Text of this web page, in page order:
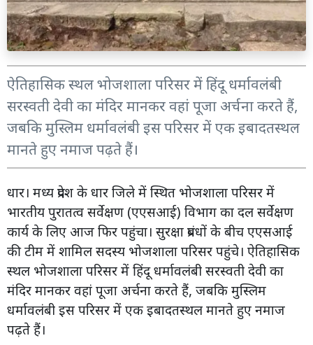
ऐतिहासिक स्थल भोजशाला परिसर में हिंदू धर्मावलंबी
सरस्वती देवी का मंदिर मानकर वहां पूजा अर्चना करते हैं,
जबकि मुस्लिम धर्मावलंबी इस परिसर में एक इबादतस्थल
मानते हुए नमाज पढ़ते हैं।
धार। मध्य प्रदेश के धार जिले में स्थित भोजशाला परिसर में
भारतीय पुरातत्व सर्वेक्षण (एएसआई) विभाग का दल सर्वेक्षण
कार्य के लिए आज फिर पहुंचा। सुरक्षा प्रबंधों के बीच एएसआई
की टीम में शामिल सदस्य भोजशाला परिसर पहुंचे। ऐतिहासिक
स्थल भोजशाला परिसर में हिंदू धर्मावलंबी सरस्वती देवी का
मंदिर मानकर वहां पूजा अर्चना करते हैं, जबकि मुस्लिम
धर्मावलंबी इस परिसर में एक इबादतस्थल मानते हुए नमाज
पढ़ते हैं।